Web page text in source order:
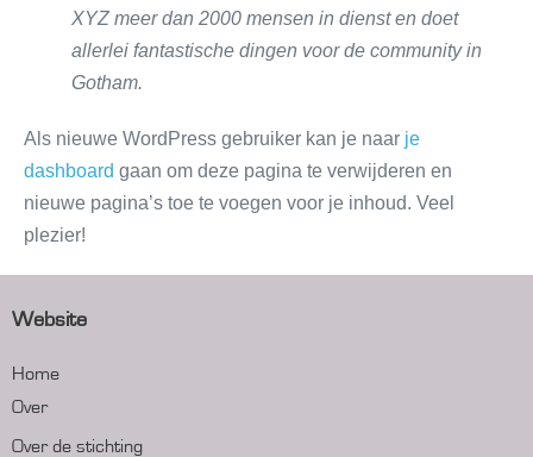
XYZ meer dan 2000 mensen in dienst en doet
allerlei fantastische dingen voor de community in
Gotham.
Als nieuwe WordPress gebruiker kan je naar je
dashboard gaan om deze pagina te verwijderen en
nieuwe pagina’s toe te voegen voor je inhoud. Veel
plezier!
Website
Home
Over
Over de stichting